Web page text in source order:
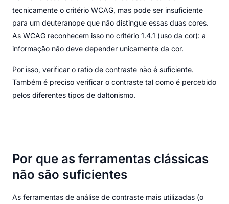
tecnicamente o critério WCAG, mas pode ser insuficiente
para um deuteranope que não distingue essas duas cores.
As WCAG reconhecem isso no critério 1.4.1 (uso da cor): a
informação não deve depender unicamente da cor.
Por isso, verificar o ratio de contraste não é suficiente.
Também é preciso verificar o contraste tal como é percebido
pelos diferentes tipos de daltonismo.
Por que as ferramentas clássicas
não são suficientes
As ferramentas de análise de contraste mais utilizadas (o